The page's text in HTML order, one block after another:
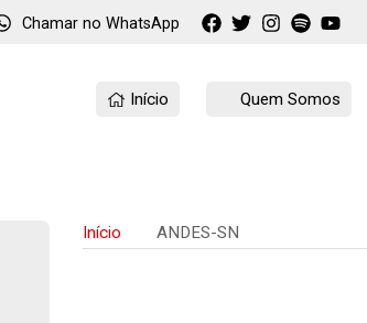
Chamar no WhatsApp
Início Quem Somos
Início ANDES-SN